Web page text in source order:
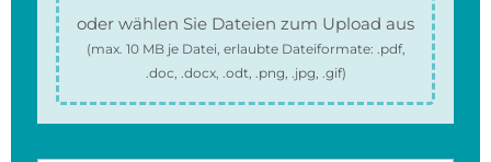
oder wählen Sie Dateien zum Upload aus
(max. 10 MBje Datei, erlaubte Dateiformate: .pdf,
.doc, .docx, .odt, .png, .jpg, .gif)